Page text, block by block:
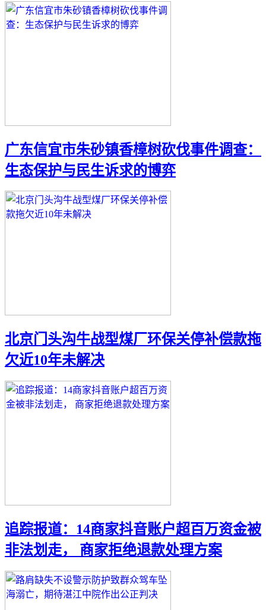
广东信宜市朱砂镇香樟树砍伐事件调查：
生态保护与民生诉求的博弈
北京门头沟牛战型煤厂环保关停补偿款拖
欠近10年未解决
追踪报道：14商家抖音账户超百万资金被
非法划走， 商家拒绝退款处理方案